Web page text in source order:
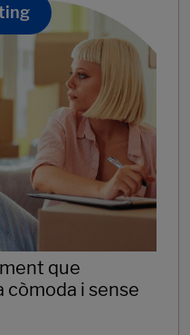
que
còmoda i sense